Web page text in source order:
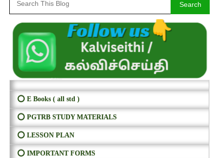
Search
⭕ E Books ( all std )
⭕ PGTRB STUDY MATERIALS
⭕ LESSON PLAN
⭕ IMPORTANT FORMS